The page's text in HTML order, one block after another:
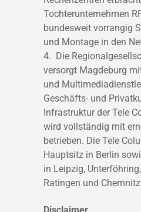
Tochterunternehmen
bundesweit vorrangig
und Montage in den
4. Die
versorgt Magdeburg
und
Geschäfts- und
Infrastruktur der Tele
wird vollständig mit
betrieben. Die Tele
Hauptsitz in Berlin
in Leipzig,
Ratingen und